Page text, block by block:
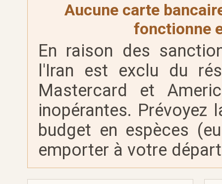
Aucune carte
fonctionne
En raison des
l'Iran est exclu du
Mastercard et
inopérantes.
budget en espèces
emporter à votre